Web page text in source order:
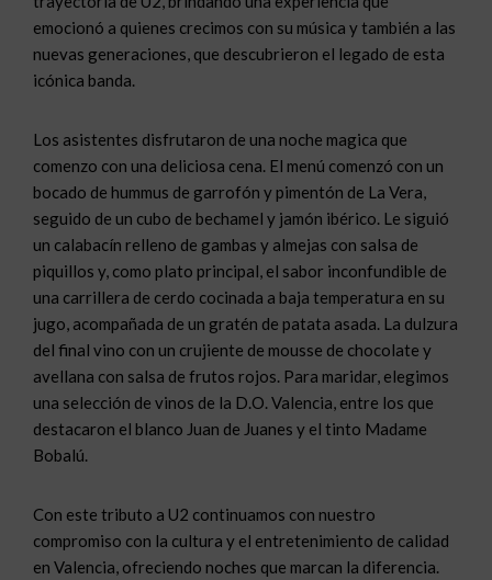
emocionó a quienes crecimos con su música y también a las
nuevas generaciones, que descubrieron el legado de esta
icónica banda.
Los asistentes disfrutaron de una noche magica que
comenzo con una deliciosa cena. El menú comenzó con un
bocado de hummus de garrofón y pimentón de La Vera,
seguido de un cubo de bechamel y jamón ibérico. Le siguió
un calabacín relleno de gambas y almejas con salsa de
piquillos y, como plato principal, el sabor inconfundible de
una carrillera de cerdo cocinada a baja temperatura en su
jugo, acompañada de un gratén de patata asada. La dulzura
del final vino con un crujiente de mousse de chocolate y
avellana con salsa de frutos rojos. Para maridar, elegimos
una selección de vinos de la D.O. Valencia, entre los que
destacaron el blanco Juan de Juanes y el tinto Madame
Bobalú.
Con este tributo a U2 continuamos con nuestro
compromiso con la cultura y el entretenimiento de calidad
en Valencia, ofreciendo noches que marcan la diferencia.